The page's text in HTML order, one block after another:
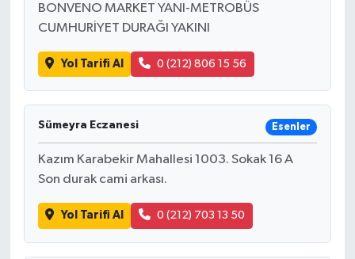
BONVENO MARKET YANI-METROBÜS
CUMHURİYET DURAĞI YAKINI
Yol Tarifi Al 0 (212) 806 15 56
Sümeyra Eczanesi Esenler
Kazım Karabekir Mahallesi 1003. Sokak 16 A
Son durak cami arkası.
Yol Tarifi Al 0 (212) 703 13 50